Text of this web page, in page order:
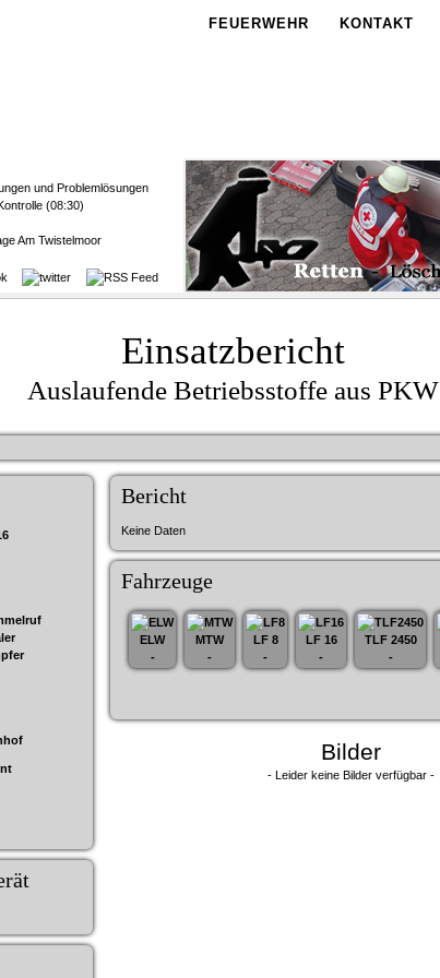
FEUERWEHR KONTAKT
und Problemlösungen
(08:30)
Am Twistelmoor
Einsatzbericht
Auslaufende Betriebsstoffe aus PKW
Bericht
Keine Daten
Fahrzeuge
ELW
-
MTW
-
LF 8
-
LF 16
-
TLF 2450
-
Bilder
- Leider keine Bilder verfügbar -